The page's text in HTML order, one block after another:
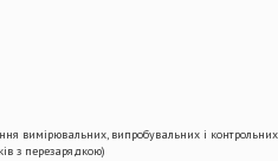
вимірювальних, випробувальних і
з перезарядкою)